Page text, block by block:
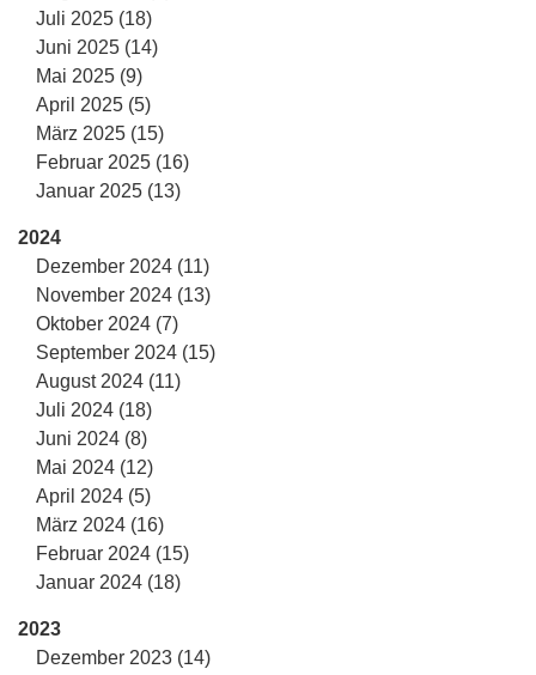
Juli 2025 (18)
Juni 2025 (14)
Mai 2025 (9)
April 2025 (5)
März 2025 (15)
Februar 2025 (16)
Januar 2025 (13)
2024
Dezember 2024 (11)
November 2024 (13)
Oktober 2024 (7)
September 2024 (15)
August 2024 (11)
Juli 2024 (18)
Juni 2024 (8)
Mai 2024 (12)
April 2024 (5)
März 2024 (16)
Februar 2024 (15)
Januar 2024 (18)
2023
Dezember 2023 (14)